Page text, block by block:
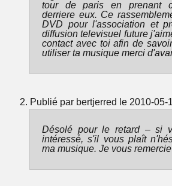
tour de paris en prenant
derriere eux. Ce
DVD pour l'association et
diffusion televisuel future
contact avec toi afin de
utiliser ta musique merci
Publié par bertjerred le 2010-05-
Désolé pour le retard – si
intéressé, s'il vous plaît
ma musique. Je vous remercie